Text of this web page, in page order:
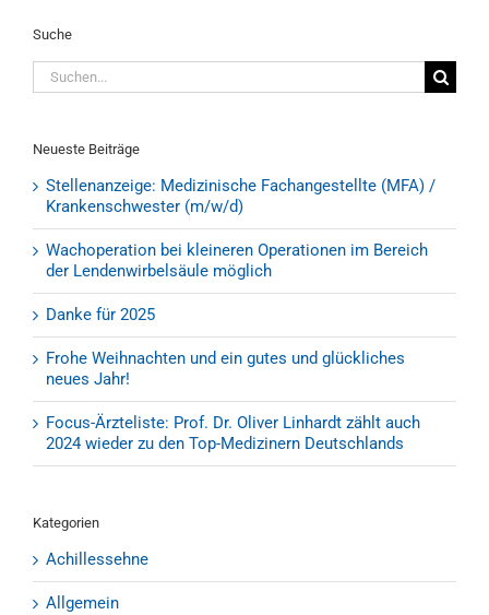
Suche
Suche
nach:
Neueste Beiträge
Stellenanzeige: Medizinische Fachangestellte (MFA) /
Krankenschwester (m/w/d)
Wachoperation bei kleineren Operationen im Bereich
der Lendenwirbelsäule möglich
Danke für 2025
Frohe Weihnachten und ein gutes und glückliches
neues Jahr!
Focus-Ärzteliste: Prof. Dr. Oliver Linhardt zählt auch
2024 wieder zu den Top-Medizinern Deutschlands
Kategorien
Achillessehne
Allgemein